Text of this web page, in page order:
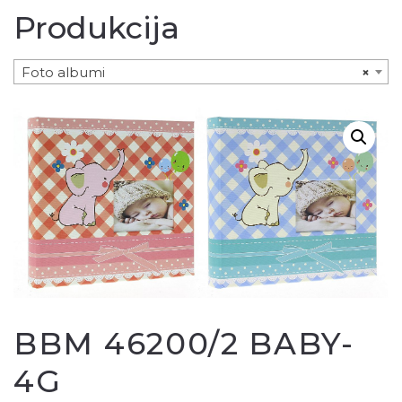
Produkcija
×
Foto albumi
BBM 46200/2 BABY-
4G